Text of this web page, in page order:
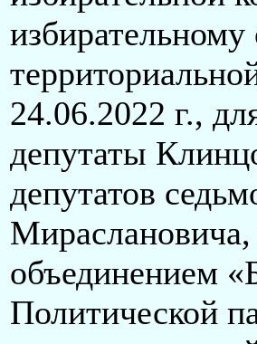
24.06.2022 г.,
депутаты
депутатов
объединением
Политической